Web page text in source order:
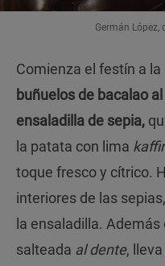
Germán López,
Comienza el festín a
buñuelos de bacalao al
ensaladilla de sepia,
la patata con lima kaffir
toque fresco y cítrico.
interiores de las
la ensaladilla.
salteada al dente,